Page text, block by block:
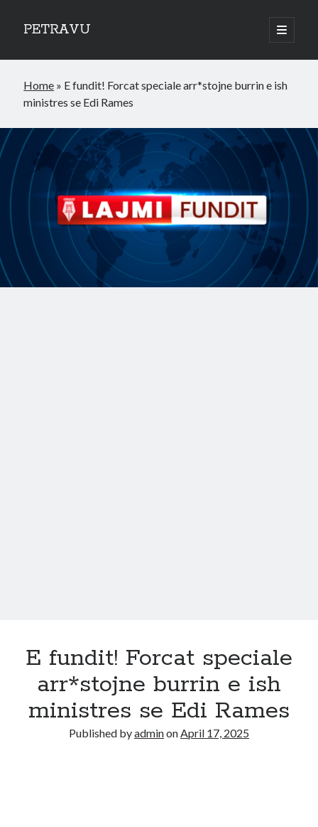
PETRAVU
open
primary
Sidebar
Bank
Credit Cards
World
Home » E fundit! Forcat speciale arr*stojne burrin e ish
ministres se Edi Rames
E fundit! Forcat speciale
arr*stojne burrin e ish
ministres se Edi Rames
Published byadminonApril 17, 2025